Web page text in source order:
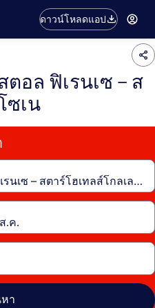
ดาวน์โหลดแอป
ตอล ฟิเรนเซ – ส
ซเน
า